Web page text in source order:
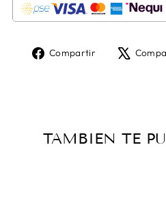
Compartir
Compartir
TAMBIEN TE